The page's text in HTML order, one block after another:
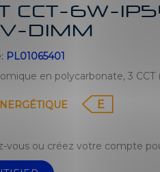
CCT-6W-
DIMM
PL01065401
en polycarbonate, 3
E
vous ou créez votre compte